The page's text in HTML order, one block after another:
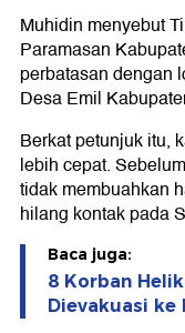
Muhidin menyebut
Paramasan
perbatasan dengan
Desa Emil
Berkat petunjuk itu,
lebih cepat.
tidak membuahkan
hilang kontak pada
Baca juga:
8 Korban
Dievakuasi ke